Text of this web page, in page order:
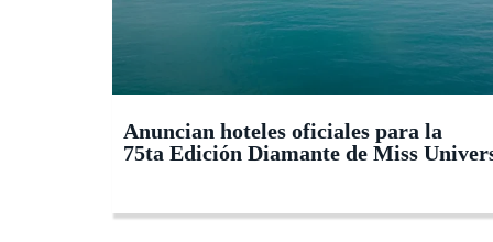
Anuncian hoteles oficiales para la
75ta Edición Diamante de Miss